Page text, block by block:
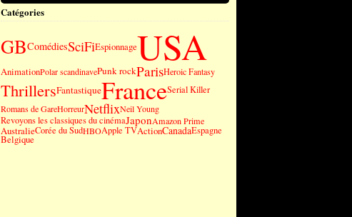
Catégories
GBComédiesSciFiEspionnageUSA
AnimationPolar scandinavePunk rockParisHeroic Fantasy
ThrillersFantastiqueFranceSerial Killer
Romans de GareHorreurNetflixNeil Young
Revoyons les classiques du cinémaJaponAmazon Prime
AustralieCorée du SudHBOApple TVActionCanadaEspagne
Belgique